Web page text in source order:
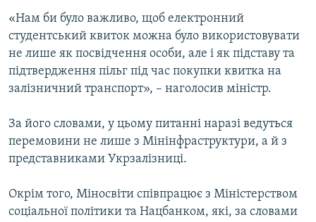
«Нам би було важливо, щоб електронний
студентський квиток можна було використовувати
не лише як посвідчення особи, але і як підставу та
підтвердження пільг під час покупки квитка на
залізничний транспорт», – наголосив міністр.
За його словами, у цьому питанні наразі ведуться
перемовини не лише з Мінінфраструктури, а й з
представниками Укрзалізниці.
Окрім того, Міносвіти співпрацює з Міністерством
соціальної політики та Нацбанком, які, за словами